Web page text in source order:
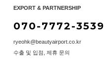
EXPORT & PARTNERSHIP
070-7772-3539
ryeohk@beautyairport.co.kr
수출 및 입점, 제휴 문의